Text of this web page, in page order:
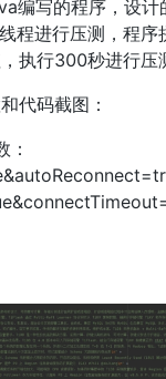
编写的程序，设
程进行压测，程
执行300秒进行压
代码截图：